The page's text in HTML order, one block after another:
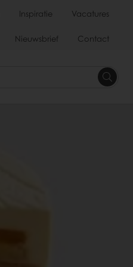
Inspiratie Vacatures
Nieuwsbrief Contact